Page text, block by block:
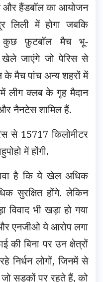
और हैंडबॉल का आयोजन
लिली में होगा जबकि
कुछ फ़ुटबॉल मैच भू-
खेले जाएंगे जो पेरिस से
के मैच पांच अन्य शहरों में
लीग क्लब के गृह मैदान
और नैनटेस शामिल हैं.
से 15717 किलोमीटर
में होंगी.
है कि ये खेल अधिक
सुरक्षित होंगे. लेकिन
भी खड़ा हो गया
एनजीओ ये आरोप लगा
की बिना पर उन क्षेत्रों
निर्धन लोगों, जिनमें से
सड़कों पर रहते हैं, को